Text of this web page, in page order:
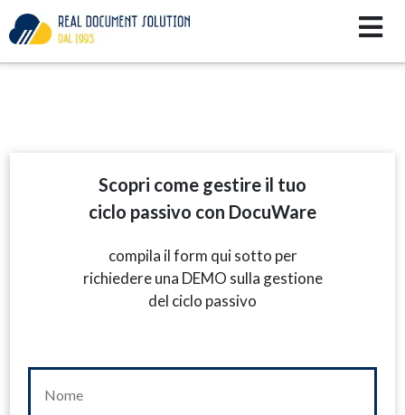
Scopri come gestire il tuo
ciclo passivo con DocuWare
compila il form qui sotto per
richiedere una DEMO sulla gestione
del ciclo passivo